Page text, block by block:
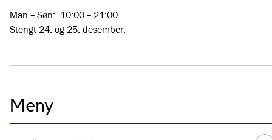
Man – Søn: 10:00 – 21:00
Stengt 24. og 25. desember.
Meny